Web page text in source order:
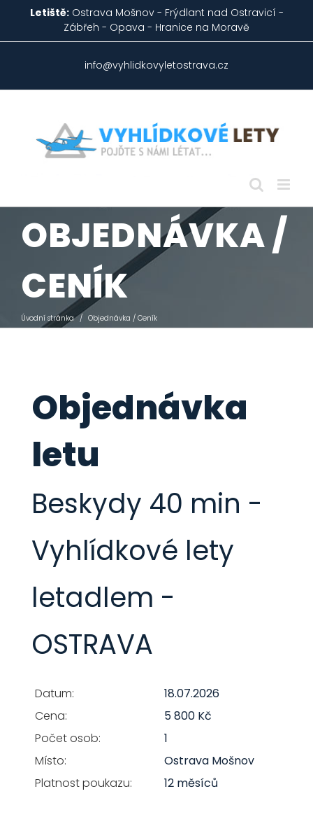
Letiště:Ostrava Mošnov - Frýdlant nad Ostravicí -
Zábřeh - Opava - Hranice na Moravě
info@vyhlidkovyletostrava.cz
OBJEDNÁVKA /
CENÍK
Úvodní stránka / Objednávka / Ceník
Objednávka
letu
Beskydy 40 min -
Vyhlídkové lety
letadlem -
OSTRAVA
Datum:
18.07.2026
Cena:
5 800 Kč
Počet osob:
1
Místo:
Ostrava Mošnov
Platnost poukazu:
12 měsíců